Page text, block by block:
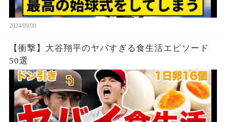
2024/09/09
【衝撃】大谷翔平のヤバすぎる食生活エピソード
50選